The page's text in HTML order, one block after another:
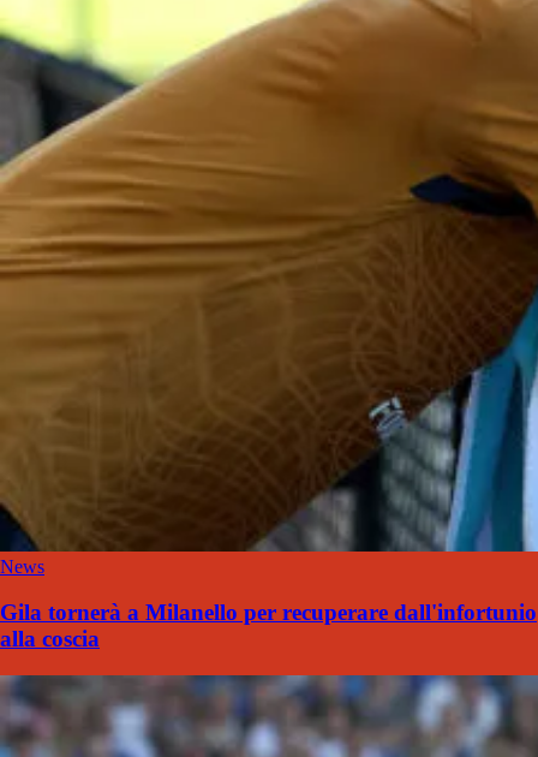
News
Gila tornerà a Milanello per recuperare dall'infortunio
alla coscia